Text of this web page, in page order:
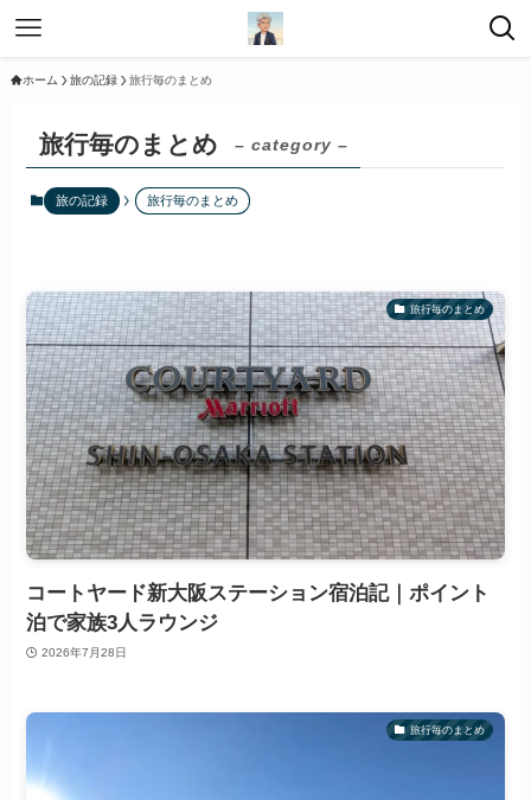
ホーム 旅の記録 旅行毎のまとめ
旅行毎のまとめ – category –
旅の記録 旅行毎のまとめ
旅行毎のまとめ
コートヤード新大阪ステーション宿泊記｜ポイント
泊で家族3人ラウンジ
2026年7月28日
旅行毎のまとめ